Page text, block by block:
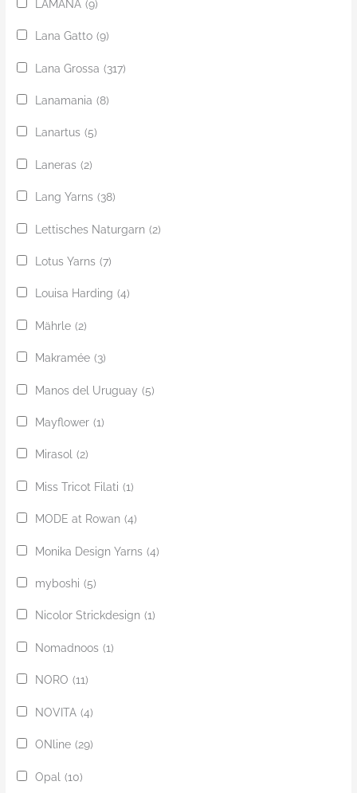
LAMANA (9)
Lana Gatto (9)
Lana Grossa (317)
Lanamania (8)
Lanartus (5)
Laneras (2)
Lang Yarns (38)
Lettisches Naturgarn (2)
Lotus Yarns (7)
Louisa Harding (4)
Mährle (2)
Makramée (3)
Manos del Uruguay (5)
Mayflower (1)
Mirasol (2)
Miss Tricot Filati (1)
MODE at Rowan (4)
Monika Design Yarns (4)
myboshi (5)
Nicolor Strickdesign (1)
Nomadnoos (1)
NORO (11)
NOVITA (4)
ONline (29)
Opal (10)